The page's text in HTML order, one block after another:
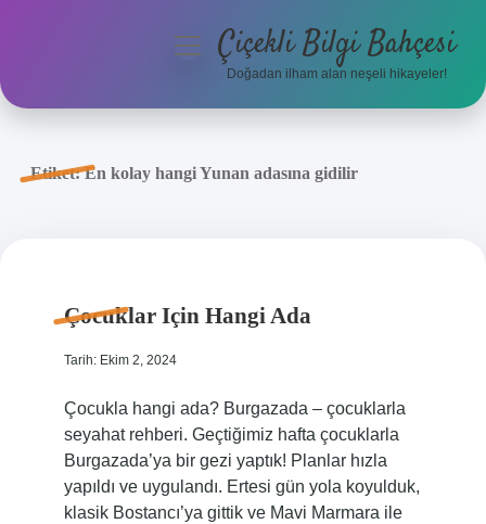
Anasayfa
menüyüÇiçekli Bilgi Bahçesi
Doğadan ilham alan neşeli hikayeler!
Etiket:En kolay hangi Yunan adasına gidilir
Çocuklar Için Hangi Ada
Tarih: Ekim 2, 2024
Çocukla hangi ada? Burgazada – çocuklarla
seyahat rehberi. Geçtiğimiz hafta çocuklarla
Burgazada’ya bir gezi yaptık! Planlar hızla
yapıldı ve uygulandı. Ertesi gün yola koyulduk,
klasik Bostancı’ya gittik ve Mavi Marmara ile